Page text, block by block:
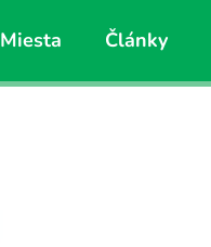
Miesta Články